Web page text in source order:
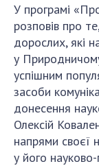
Засідання
Сесії
Річні звіти
Річні
Наукові
Охорона
трансфер
Наукові
У програмі
розповів про
дорослих, які
у
успішним
засоби
донесення
Олексій
напрями своєї
у його науково-